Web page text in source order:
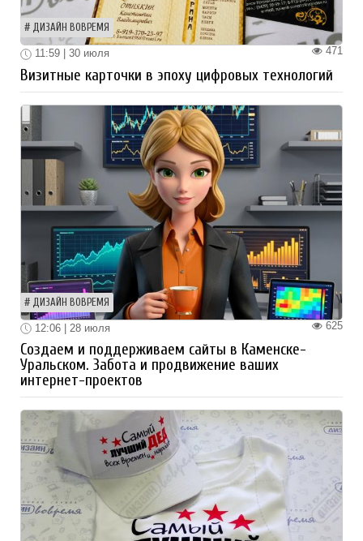
ДИЗАЙН ВОВРЕМЯ
471
11:59 | 30 июля
Визитные карточки в эпоху цифровых технологий
ДИЗАЙН ВОВРЕМЯ
625
12:06 | 28 июля
Создаем и поддерживаем сайты в Каменске-
Уральском. Забота и продвижение ваших
интернет-проектов